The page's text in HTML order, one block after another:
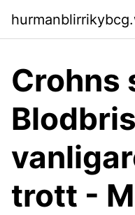
Crohns
trott -